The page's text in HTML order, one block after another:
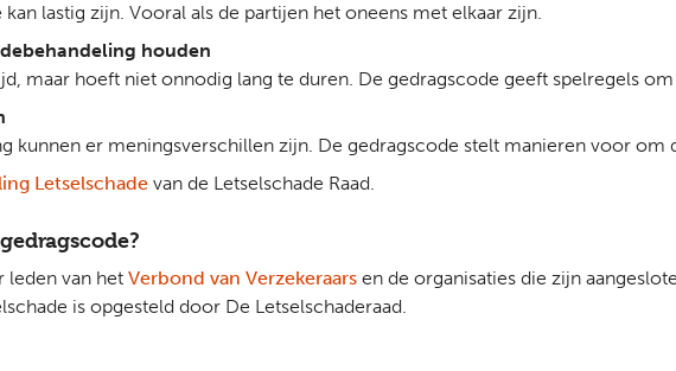
lastig zijn. Vooral als de partijen het oneens met elkaar zijn.
houden
maar hoeft niet onnodig lang te duren. De gedragscode geeft spelregels
kunnen er meningsverschillen zijn. De gedragscode stelt manieren voor om
Letselschade van de Letselschade Raad.
leden van het Verbond van Verzekeraars en de organisaties die zijn
is opgesteld door De Letselschaderaad.